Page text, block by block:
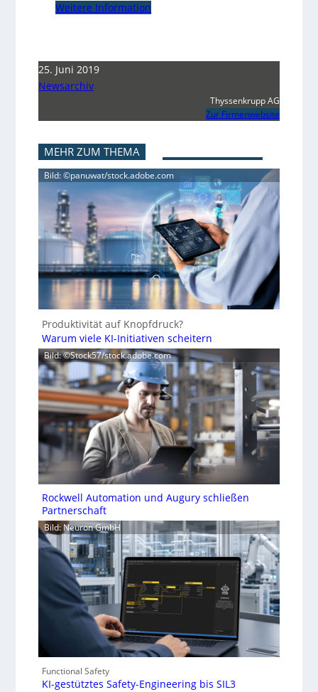
Weitere Information
25. Juni 2019
Newsarchiv
Thyssenkrupp AG
Zur Firmenwebsite
MEHR ZUM THEMA
Bild: ©panuwat/stock.adobe.com
Produktivität auf Knopfdruck?
Warum viele KI-Initiativen scheitern
Bild: ©Stock57/stock.adobe.com
Rockwell Automation und Augury schließen
Partnerschaft
Bild: Neuron GmbH
Functional Safety
KI-gestütztes Safety-Engineering bis SIL3